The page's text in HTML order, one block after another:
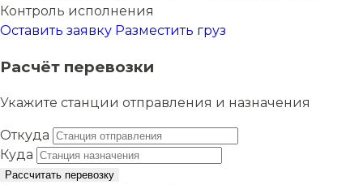
Контроль исполнения
Оставить заявку Разместить груз
Расчёт перевозки
Укажите станции отправления и назначения
Откуда
Куда
Рассчитать перевозку